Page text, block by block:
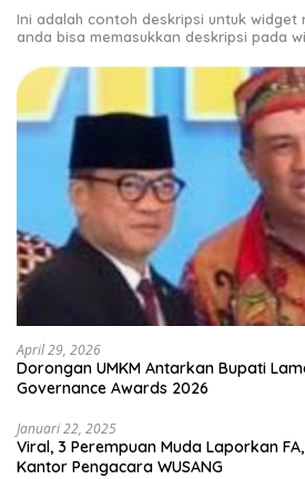
Ini adalah contoh deskripsi untuk widget
anda bisa memasukkan deskripsi pada
April 29, 2026
Dorongan UMKM Antarkan Bupati
Governance Awards 2026
Januari 22, 2025
Viral, 3 Perempuan Muda Laporkan
Kantor Pengacara WUSANG